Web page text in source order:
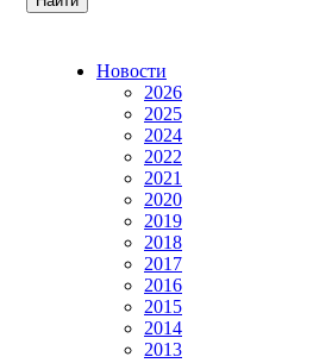
Новости
2026
2025
2024
2022
2021
2020
2019
2018
2017
2016
2015
2014
2013